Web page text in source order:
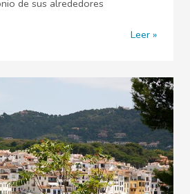
de sus alrededores
Leer